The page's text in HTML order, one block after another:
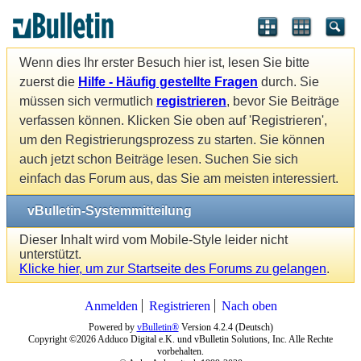
Wenn dies Ihr erster Besuch hier ist, lesen Sie bitte
zuerst die Hilfe - Häufig gestellte Fragen durch. Sie
müssen sich vermutlich registrieren, bevor Sie Beiträge
verfassen können. Klicken Sie oben auf 'Registrieren',
um den Registrierungsprozess zu starten. Sie können
auch jetzt schon Beiträge lesen. Suchen Sie sich
einfach das Forum aus, das Sie am meisten interessiert.
vBulletin-Systemmitteilung
Dieser Inhalt wird vom Mobile-Style leider nicht
unterstützt.
Klicke hier, um zur Startseite des Forums zu gelangen.
Anmelden Registrieren Nach oben
Powered by vBulletin®Version 4.2.4 (Deutsch)
Copyright ©2026 Adduco Digital e.K. und vBulletin Solutions, Inc. Alle Rechte
vorbehalten.